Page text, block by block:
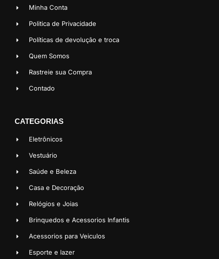
Minha Conta
Politica de Privacidade
Políticas de devolução e troca
Quem Somos
Rastreie sua Compra
Contado
CATEGORIAS
Eletrônicos
Vestuário
Saúde e Beleza
Casa e Decoração
Relógios e Joias
Brinquedos e Acessorios Infantis
Acessorios para Veiculos
Esporte e lazer